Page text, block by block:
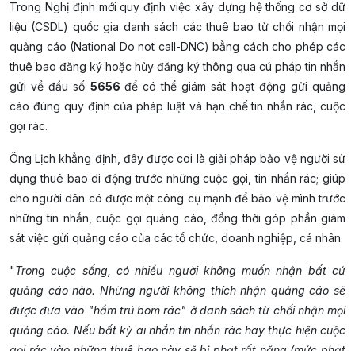
Trong Nghị định mới quy định việc xây dựng hệ thống cơ sở dữ
liệu (CSDL) quốc gia danh sách các thuê bao từ chối nhận mọi
quảng cáo (National Do not call-DNC) bằng cách cho phép các
thuê bao đăng ký hoặc hủy đăng ký thông qua cú pháp tin nhắn
gửi về đầu số 5656 để có thể giám sát hoạt động gửi quảng
cáo đúng quy định của pháp luật và hạn chế tin nhắn rác, cuộc
gọi rác.
Ông Lịch khẳng định, đây được coi là giải pháp bảo vệ người sử
dụng thuê bao di động trước những cuộc gọi, tin nhắn rác; giúp
cho người dân có được một công cụ mạnh để bảo vệ mình trước
những tin nhắn, cuộc gọi quảng cáo, đồng thời góp phần giám
sát việc gửi quảng cáo của các tổ chức, doanh nghiệp, cá nhân.
"Trong cuộc sống, có nhiều người không muốn nhận bất cứ
quảng cáo nào. Những người không thích nhận quảng cáo sẽ
được đưa vào "hầm trú bom rác" ở danh sách từ chối nhận mọi
quảng cáo. Nếu bất kỳ ai nhắn tin nhắn rác hay thực hiện cuộc